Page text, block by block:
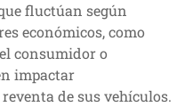
fluctúan según
económicos, como
consumidor o
impactar
de sus vehículos.